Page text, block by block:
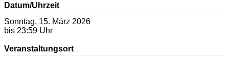
Datum/Uhrzeit
Sonntag, 15. März 2026
bis 23:59 Uhr
Veranstaltungsort